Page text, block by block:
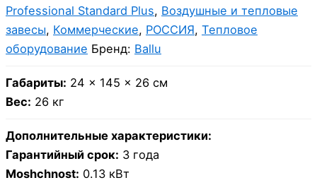
Professional Standard Plus, Воздушные и тепловые
завесы, Коммерческие, РОССИЯ, Тепловое
оборудование Бренд: Ballu
Габариты: 24 × 145 × 26 см
Вес: 26 кг
Дополнительные характеристики:
Гарантийный срок: 3 года
Moshchnost: 0.13 кВт